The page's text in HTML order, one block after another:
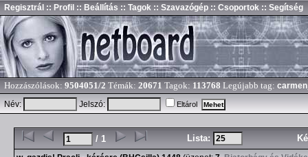
Regisztrál :: Profil :: Beállítás :: Tagok :: Szavazógép :: Csoportok :: Segítség
Hozzászólások: 9504051/2 Témák: 20671 Tagok: 113768 Legújabb tag:
Név:
Jelszó: Eltárol
/ 1 Lista: